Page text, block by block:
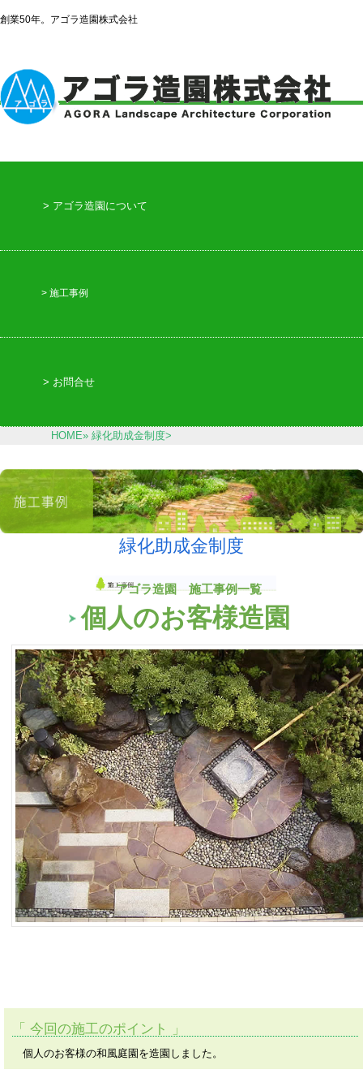
創業50年。アゴラ造園株式会社
> アゴラ造園について
> 施工事例
> お問合せ
HOME» 緑化助成金制度>
緑化助成金制度
アゴラ造園 施工事例一覧
個人のお客様造園
今回の施工のポイント
個人のお客様の和風庭園を造園しました。